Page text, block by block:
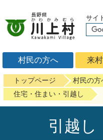
村民の方へ 来
サイ
トップページ 村民の方
住宅・住まい・引越し
引越し